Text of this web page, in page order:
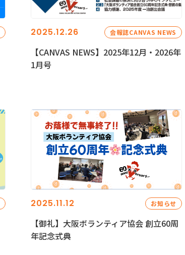
2025.12.26 会報誌CANVAS NEWS
【CANVAS NEWS】2025年12月・2026年
1月号
2025.11.12 お知らせ
【御礼】大阪ボランティア協会 創立60周
年記念式典